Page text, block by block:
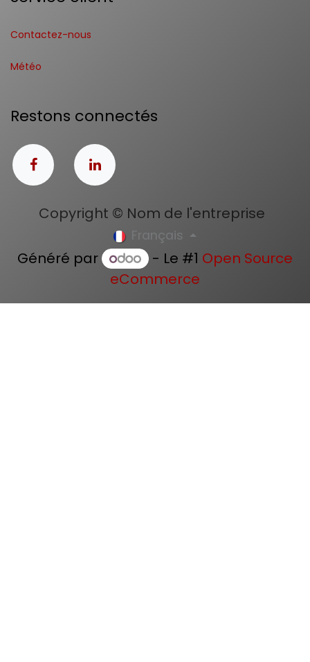
Contactez-nous
Météo
Restons connectés
Copyright © Nom de l'entreprise
Français
Généré par - Le #1 Open Source
eCommerce